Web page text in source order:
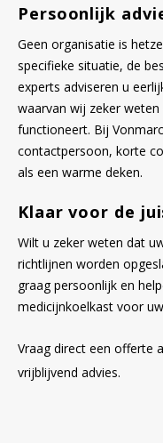
Persoonlijk
Geen organisatie is
specifieke situatie, de
experts adviseren u
waarvan wij zeker
functioneert. Bij
contactpersoon, korte
als een warme deken.
Klaar voor de
Wilt u zeker weten dat
richtlijnen worden
graag persoonlijk en
medicijnkoelkast voor
Vraag direct een offerte
vrijblijvend advies.